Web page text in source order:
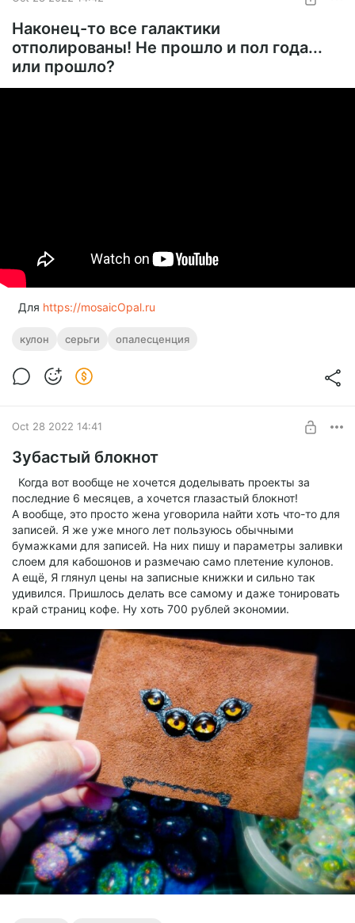
referral_code=7caba305fd4064b52760
Наконец-то все галактики
отполированы! Не прошло и пол года...
или прошло?
Для https://mosaicOpal.ru
кулон серьги опалесценция
Oct 28 2022 14:41
Зубастый блокнот
Когда вот вообще не хочется доделывать проекты за
последние 6 месяцев, а хочется глазастый блокнот!
А вообще, это просто жена уговорила найти хоть что-то для
записей. Я же уже много лет пользуюсь обычными
бумажками для записей. На них пишу и параметры заливки
слоем для кабошонов и размечаю само плетение кулонов.
А ещё, Я глянул цены на записные книжки и сильно так
удивился. Пришлось делать все самому и даже тонировать
край страниц кофе. Ну хоть 700 рублей экономии.